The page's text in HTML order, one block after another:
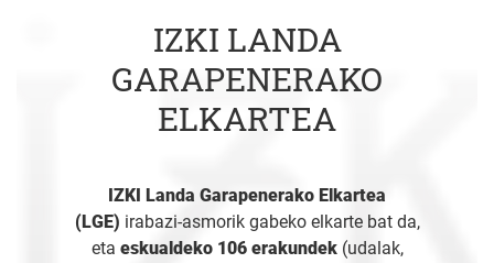
IZKI LANDA
GARAPENERAKO
ELKARTEA
IZKI Landa Garapenerako Elkartea
(LGE) irabazi-asmorik gabeko elkarte bat da,
eta eskualdeko 106 erakundek(udalak,